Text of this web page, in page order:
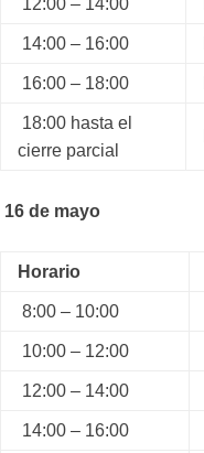
14:00 – 16:00
16:00 – 18:00
18:00 hasta el
cierre parcial
16 de mayo
Horario
8:00 – 10:00
10:00 – 12:00
12:00 – 14:00
14:00 – 16:00